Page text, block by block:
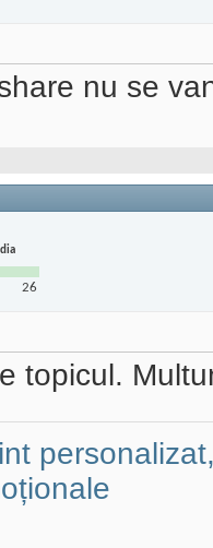
nu se
26
topicul.